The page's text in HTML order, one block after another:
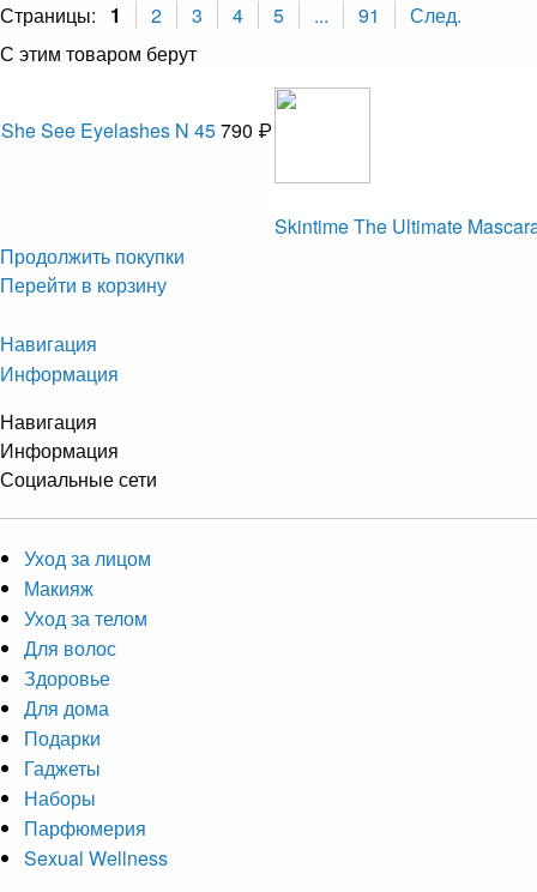
Страницы:
1 2 3 4 5 ... 91
След.
С этим товаром берут
She See Eyelashes N 45790 ₽
Skintime The Ultimate
Продолжить покупки
Перейти в корзину
Навигация
Информация
Навигация
Информация
Социальные сети
Уход за лицом
Макияж
Уход за телом
Для волос
Здоровье
Для дома
Подарки
Гаджеты
Наборы
Парфюмерия
Sexual Wellness